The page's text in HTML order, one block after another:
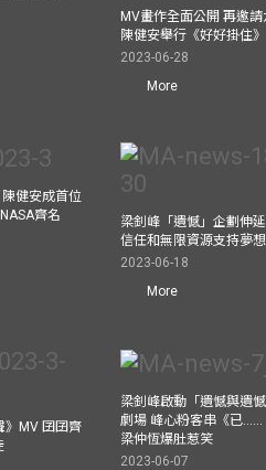
MV畫作全面公開 再邀
陳健安舉行《好好掛住
2023-06-28
More
健安成首位
齊名
梁釗峰「遺憾」企劃伸
信任和無限資源支持夢
2023-06-18
More
》MV 囝囝齊
梁釗峰啟動「遺憾與遺
劇場 峰心粉客串《已
梁仲恆爆肚惹笑
2023-06-07